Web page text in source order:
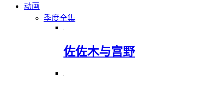
动画
季度全集
佐佐木与宫野